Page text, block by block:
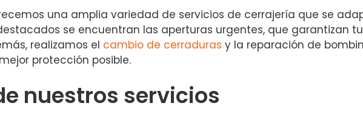
una amplia variedad de servicios de cerrajería que se
se encuentran las aperturas urgentes, que garantizan
realizamos el cambio de cerraduras y la reparación de
protección posible.
nuestros servicios